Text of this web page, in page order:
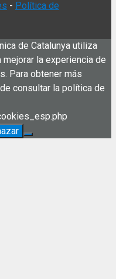
- Política de
de Catalunya utiliza
la experiencia de
Para obtener más
consultar la política de